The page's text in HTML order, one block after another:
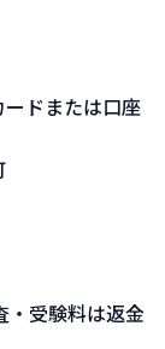
ードまたは口座
・受験料は返金